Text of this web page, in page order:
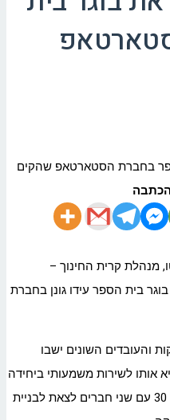
מנהלת קרית החינוך –
בית הספר עידו גונן בחברת
והעובדים השונים ישבו
אותו לשירות משמעותי ביחידה
הטכנולוגית בצה"ל וכיצד החליט בגיל 30 עם שני חברים לצאת לבניית